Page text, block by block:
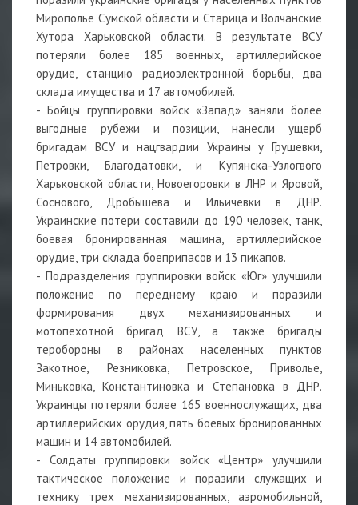
Мирополье Сумской области и Старица и Волчанские
Хутора Харьковской области. В результате ВСУ
потеряли более 185 военных, артиллерийское
орудие, станцию радиоэлектронной борьбы, два
склада имущества и 17 автомобилей.
- Бойцы группировки войск «Запад» заняли более
выгодные рубежи и позиции, нанесли ущерб
бригадам ВСУ и нацгвардии Украины у Грушевки,
Петровки, Благодатовки, и Купянска-Узлогвого
Харьковской области, Новоегоровки в ЛНР и Яровой,
Соснового, Дробышева и Ильичевки в ДНР.
Украинские потери составили до 190 человек, танк,
боевая бронированная машина, артиллерийское
орудие, три склада боеприпасов и 13 пикапов.
- Подразделения группировки войск «Юг» улучшили
положение по переднему краю и поразили
формирования двух механизированных и
мотопехотной бригад ВСУ, а также бригады
теробороны в районах населенных пунктов
Закотное, Резниковка, Петровское, Приволье,
Миньковка, Константиновка и Степановка в ДНР.
Украинцы потеряли более 165 военнослужащих, два
артиллерийских орудия, пять боевых бронированных
машин и 14 автомобилей.
- Солдаты группировки войск «Центр» улучшили
тактическое положение и поразили служащих и
технику трех механизированных, аэромобильной,